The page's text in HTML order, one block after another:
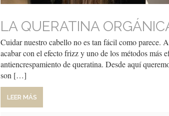
LA QUERATINA
Cuidar nuestro cabello no es tan fácil como parece.
acabar con el efecto frizz y uno de los métodos más
antiencrespamiento de queratina. Desde aquí
son […]
LEER MÁS